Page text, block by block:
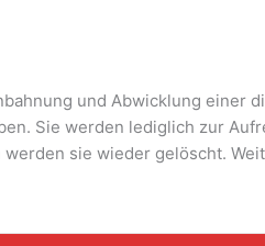
und Abwicklung einer
Sie werden lediglich zur
sie wieder gelöscht.